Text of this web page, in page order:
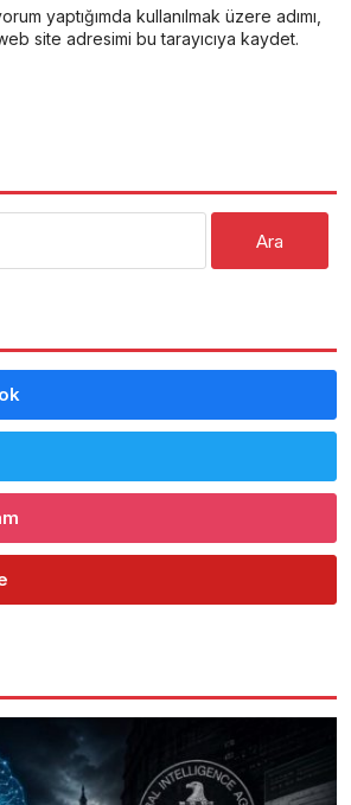
yaptığımda kullanılmak üzere adımı,
site adresimi bu tarayıcıya kaydet.